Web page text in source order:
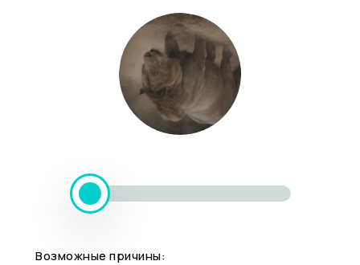
Возможные причины: